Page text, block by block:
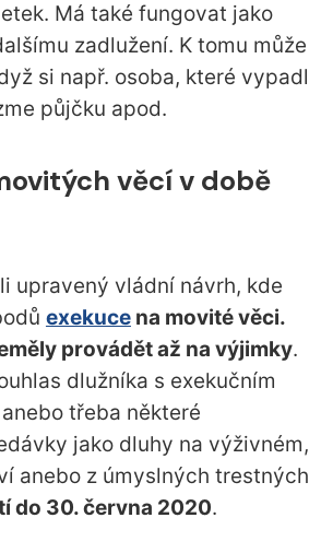
Má také fungovat jako
zadlužení. K tomu může
si např. osoba, které vypadl
půjčku apod.
věcí v době
upravený vládní návrh, kde
exekucena movité věci.
provádět až na výjimky.
dlužníka s exekučním
třeba některé
jako dluhy na výživném,
anebo z úmyslných trestných
do 30. června 2020.